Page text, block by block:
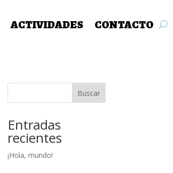
ACTIVIDADES CONTACTO
Buscar
Entradas
recientes
¡Hola, mundo!